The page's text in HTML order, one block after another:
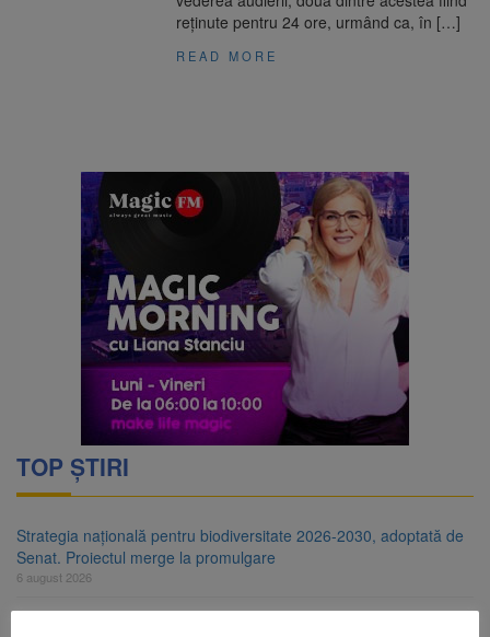
reținute pentru 24 ore, urmând ca, în […]
READ MORE
TOP ȘTIRI
Strategia națională pentru biodiversitate 2026-2030, adoptată de
Senat. Proiectul merge la promulgare
6 august 2026